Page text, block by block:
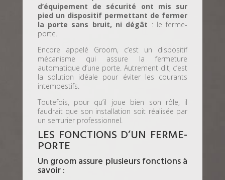
d’équipement de sécurité ont mis sur
pied un dispositif permettant de fermer
la porte sans bruit, ni dégât : le ferme-
porte.
Encore appelé Groom, c’est un dispositif
mécanisme qui assure la fermeture
automatique d’une porte. Autrement dit, c’est
la solution idéale pour éviter les courants
intempestifs.
Toutefois, pour qu’il joue bien son rôle, il
faudrait que son installation soit réalisée par
un serrurier professionnel.
LES FONCTIONS D’UN FERME-
PORTE
Un groom assure plusieurs fonctions à
savoir :